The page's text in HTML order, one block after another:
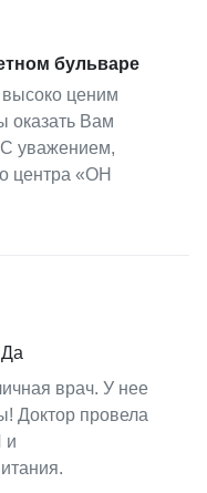
бульваре
ценим
оказать Вам
уважением,
центра «ОН
врач. У нее
Доктор провела
и